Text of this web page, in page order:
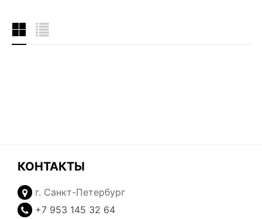
КОНТАКТЫ
г. Санкт-Петербург
+7 953 145 32 64